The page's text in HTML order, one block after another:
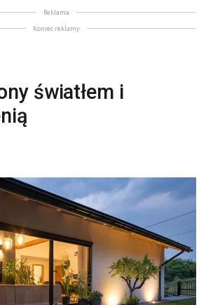
Reklama
Koniec reklamy
światłem i